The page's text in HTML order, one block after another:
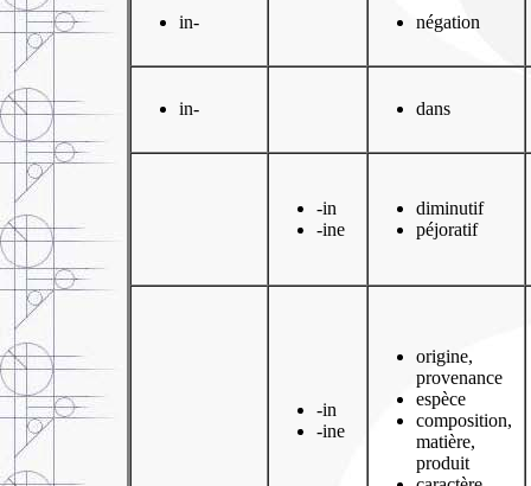
in- négation
in- dans
-in
-ine
diminutif
péjoratif
-in
-ine
origine,
provenance
espèce
composition,
matière,
produit